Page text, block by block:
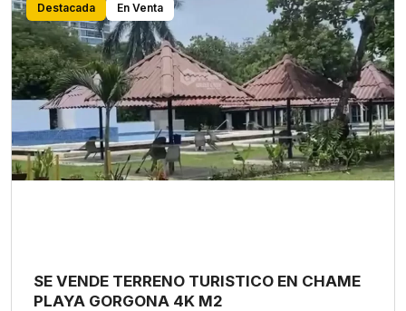
Destacada En Venta
SE VENDE TERRENO TURISTICO EN CHAME
PLAYA GORGONA 4K M2